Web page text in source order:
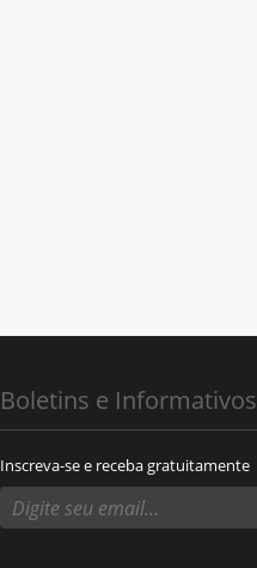
Boletins e Informativos
Inscreva-se e receba gratuitamente